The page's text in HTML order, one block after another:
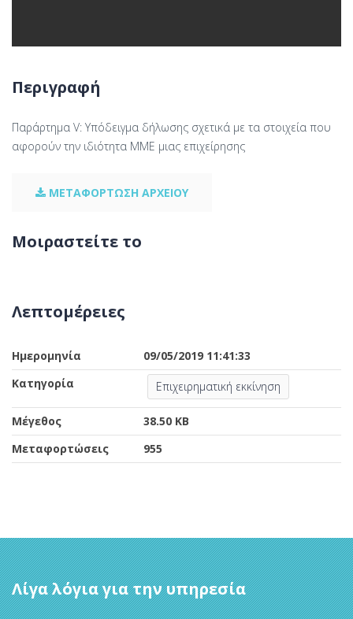
Περιγραφή
Παράρτημα V: Υπόδειγμα δήλωσης σχετικά με τα στοιχεία που
αφορούν την ιδιότητα ΜΜΕ μιας επιχείρησης
ΜΕΤΑΦΟΡΤΩΣΗ ΑΡΧΕΙΟΥ
Μοιραστείτε το
Λεπτομέρειες
Ημερομηνία
09/05/2019 11:41:33
Κατηγορία
Επιχειρηματική εκκίνηση
Μέγεθος
38.50 KB
Μεταφορτώσεις
955
Λίγα λόγια για την υπηρεσία